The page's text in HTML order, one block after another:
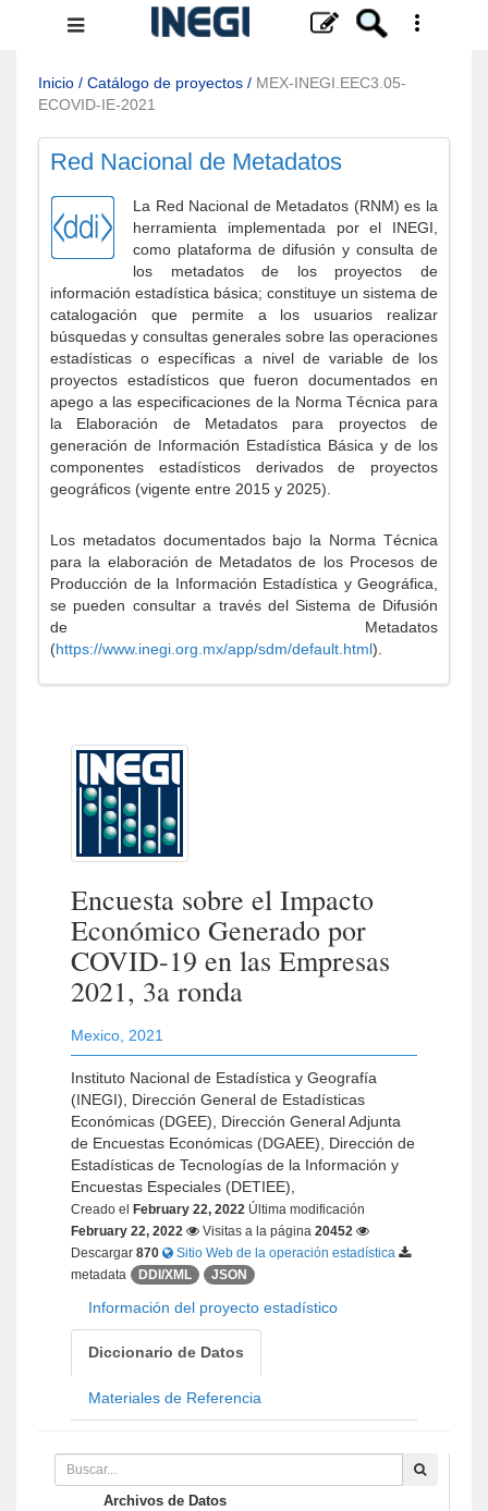
Menú
navegación
Inicio / Catálogo de proyectos / MEX-INEGI.EEC3.05-
ECOVID-IE-2021
Red Nacional de Metadatos
La Red Nacional de Metadatos (RNM) es la
herramienta implementada por el INEGI,
como plataforma de difusión y consulta de
los metadatos de los proyectos de
información estadística básica; constituye un sistema de
catalogación que permite a los usuarios realizar
búsquedas y consultas generales sobre las operaciones
estadísticas o específicas a nivel de variable de los
proyectos estadísticos que fueron documentados en
apego a las especificaciones de la Norma Técnica para
la Elaboración de Metadatos para proyectos de
generación de Información Estadística Básica y de los
componentes estadísticos derivados de proyectos
geográficos (vigente entre 2015 y 2025).
Los metadatos documentados bajo la Norma Técnica
para la elaboración de Metadatos de los Procesos de
Producción de la Información Estadística y Geográfica,
se pueden consultar a través del Sistema de Difusión
de Metadatos
(https://www.inegi.org.mx/app/sdm/default.html).
Encuesta sobre el Impacto
Económico Generado por
COVID-19 en las Empresas
2021, 3a ronda
Mexico 2021
Instituto Nacional de Estadística y Geografía
(INEGI), Dirección General de Estadísticas
Económicas (DGEE), Dirección General Adjunta
de Encuestas Económicas (DGAEE), Dirección de
Estadísticas de Tecnologías de la Información y
Encuestas Especiales (DETIEE),
Creado el February 22, 2022 Última modificación
February 22, 2022
Visitas a la página 20452
Descargar 870
Sitio Web de la operación estadística
metadata
DDI/XML JSON
Información del proyecto estadístico
Diccionario de Datos
Materiales de Referencia
Archivos de Datos